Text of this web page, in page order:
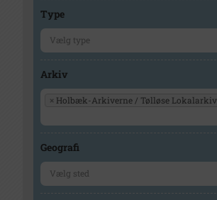
Type
Arkiv
× Holbæk-Arkiverne / Tølløse Lokalarkiv
Geografi